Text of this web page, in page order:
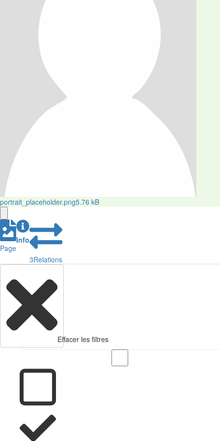
portrait_placeholder.png5.76 kB
Page
Info
3Relations
Effacer les filtres